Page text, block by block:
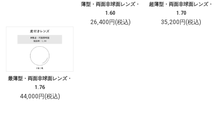
薄型・両面非球面レンズ・
1.60
26,400円(税込)
超薄型・両面非球面レンズ・
1.70
35,200円(税込)
最薄型・両面非球面レンズ・
1.76
44,000円(税込)